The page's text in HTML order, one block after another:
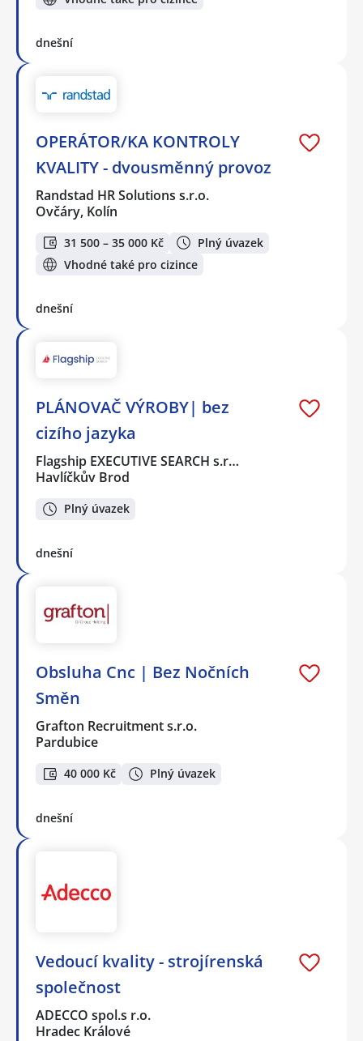
dnešní
OPERÁTOR/KA KONTROLY
KVALITY - dvousměnný provoz
Randstad HR Solutions s.r.o.
Ovčáry, Kolín
31 500 – 35 000 Kč
Plný úvazek
Vhodné také pro cizince
dnešní
PLÁNOVAČ VÝROBY| bez
cizího jazyka
Flagship EXECUTIVE SEARCH s.r…
Havlíčkův Brod
Plný úvazek
dnešní
Obsluha Cnc | Bez Nočních
Směn
Grafton Recruitment s.r.o.
Pardubice
40 000 Kč Plný úvazek
dnešní
Vedoucí kvality - strojírenská
společnost
ADECCO spol.s r.o.
Hradec Králové